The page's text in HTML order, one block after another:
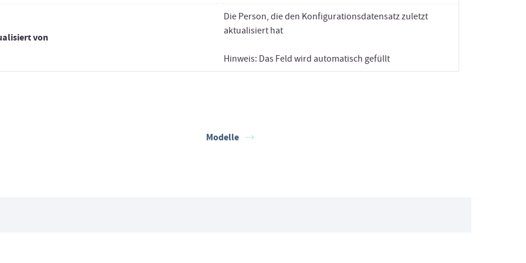
von
Die Person, die den Konfigurationsdatensatz zuletzt
aktualisiert hat
Hinweis: Das Feld wird automatisch gefüllt
Modelle